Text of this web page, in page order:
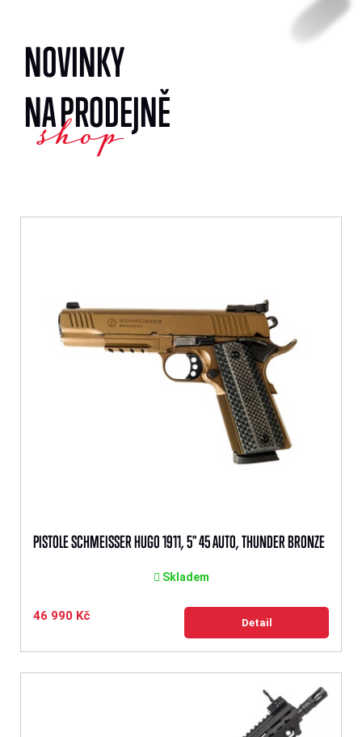
NOVINKY
NA PRODEJNĚ
shop
PISTOLE SCHMEISSER HUGO 1911, 5" 45 AUTO, THUNDER BRONZE
Skladem
46 990 Kč Detail